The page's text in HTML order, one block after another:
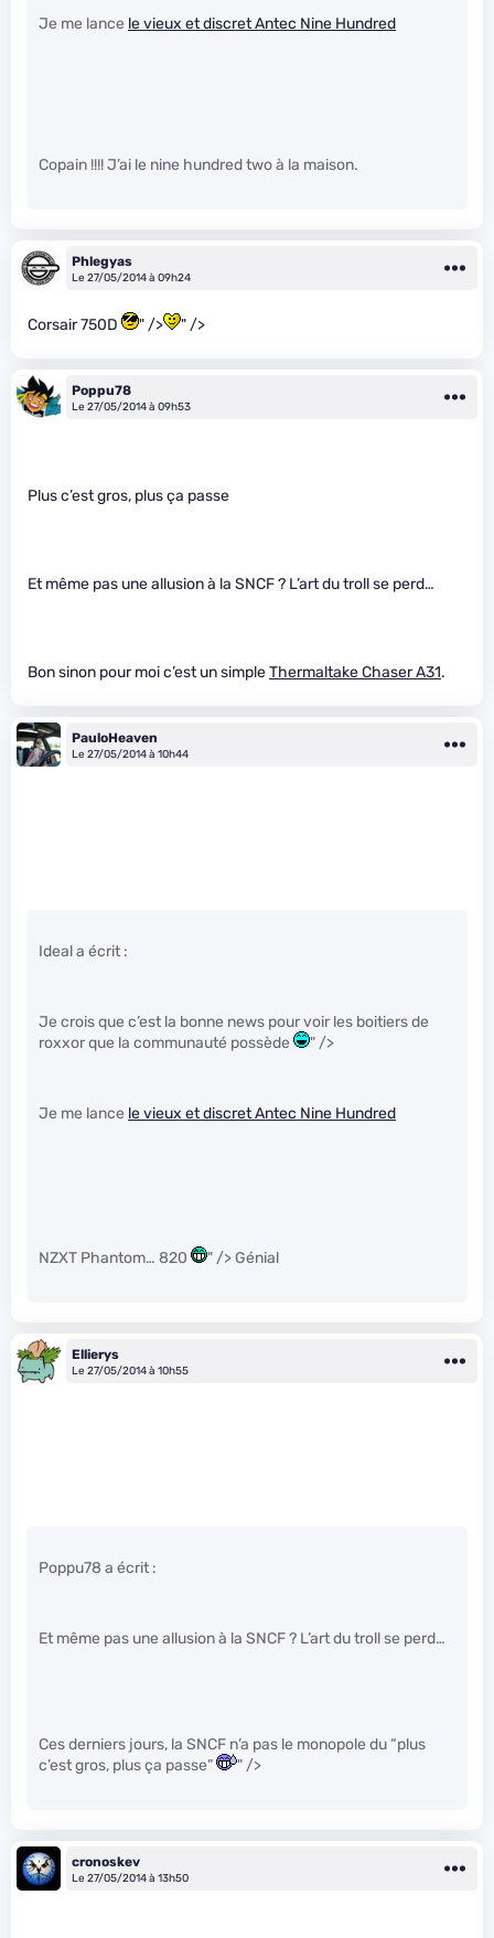
Je me lance le vieux et discret Antec Nine Hundred
Copain !!!! J’ai le nine hundred two à la maison.
Phlegyas
Le 27/05/2014 à 09h24
Corsair 750D " /> " />
Poppu78
Le 27/05/2014 à 09h53
Plus c’est gros, plus ça passe
Et même pas une allusion à la SNCF ? L’art du troll se perd…
Bon sinon pour moi c’est un simpleThermaltake Chaser A31.
PauloHeaven
Le 27/05/2014 à 10h44
Ideal a écrit :
Je crois que c’est la bonne news pour voir les boitiers de
roxxor que la communauté possède
" />
Je me lance le vieux et discret Antec Nine Hundred
NZXT Phantom… 820 " /> Génial
Ellierys
Le 27/05/2014 à 10h55
Poppu78 a écrit :
Et même pas une allusion à la SNCF ? L’art du troll se perd…
Ces derniers jours, la SNCF n’a pas le monopole du “plus
c’est gros, plus ça passe”
" />
cronoskev
Le 27/05/2014 à 13h50